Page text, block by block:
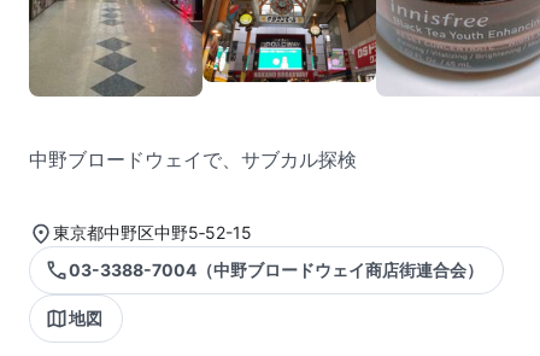
中野ブロードウェイで、サブカル探検
東京都中野区中野5‐52-15
03-3388-7004（中野ブロードウェイ商店街連合会）
地図